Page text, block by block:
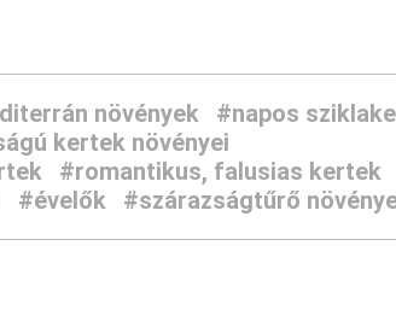
növények
#napos
kertek növényei
#romantikus, falusias kertek
#évelők #szárazságtűrő